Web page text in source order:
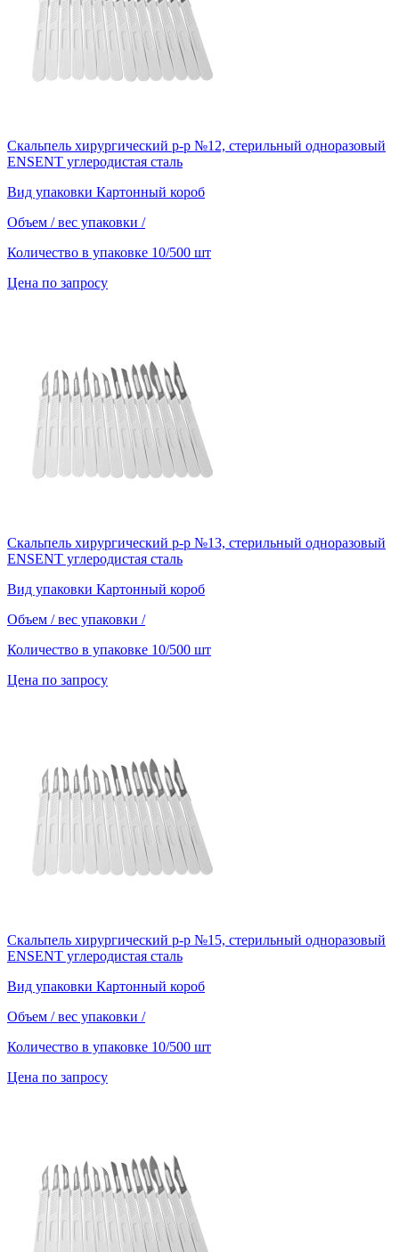
Скальпель хирургический р-р №12, стерильный одноразовый
ENSENT углеродистая сталь
Вид упаковки Картонный короб
Объем / вес упаковки /
Количество в упаковке 10/500 шт
Цена по запросу
Скальпель хирургический р-р №13, стерильный одноразовый
ENSENT углеродистая сталь
Вид упаковки Картонный короб
Объем / вес упаковки /
Количество в упаковке 10/500 шт
Цена по запросу
Скальпель хирургический р-р №15, стерильный одноразовый
ENSENT углеродистая сталь
Вид упаковки Картонный короб
Объем / вес упаковки /
Количество в упаковке 10/500 шт
Цена по запросу